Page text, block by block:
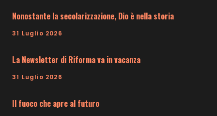
Nonostante la secolarizzazione, Dio è nella storia
31 Luglio 2026
La Newsletter di Riforma va in vacanza
31 Luglio 2026
Il fuoco che apre al futuro